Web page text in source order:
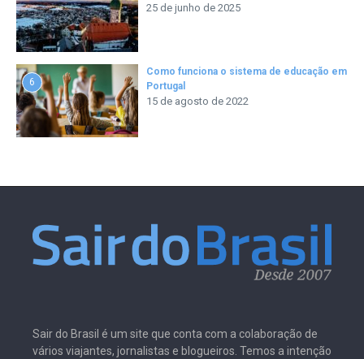
25 de junho de 2025
6
Como funciona o sistema de educação em
Portugal
15 de agosto de 2022
Sair do Brasil é um site que conta com a colaboração de
vários viajantes, jornalistas e blogueiros. Temos a intenção